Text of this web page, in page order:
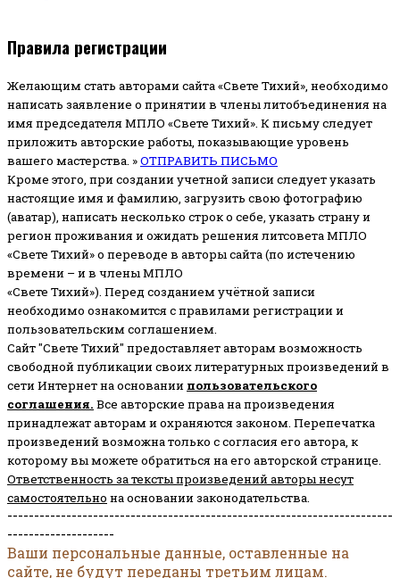
Правила регистрации
Желающим стать авторами сайта «Свете Тихий», необходимо
написать заявление о принятии в члены литобъединения на
имя председателя МПЛО «Свете Тихий». К письму следует
приложить авторские работы, показывающие уровень
вашего мастерства. »ОТПРАВИТЬ ПИСЬМО
Кроме этого, при создании учетной записи следует указать
настоящие имя и фамилию, загрузить свою фотографию
(аватар), написать несколько строк о себе, указать страну и
регион проживания и ожидать решения литсовета МПЛО
«Свете Тихий» о переводе в авторы сайта (по истечению
времени – и в члены МПЛО
«Свете Тихий»). Перед созданием учётной записи
необходимо ознакомится с правилами регистрации и
пользовательским соглашением.
Сайт "Свете Тихий" предоставляет авторам возможность
свободной публикации своих литературных произведений в
сети Интернет на основании пользовательского
соглашения. Все авторские права на произведения
принадлежат авторам и охраняются законом. Перепечатка
произведений возможна только с согласия его автора, к
которому вы можете обратиться на его авторской странице.
Ответственность за тексты произведений авторы несут
самостоятельно на основании законодательства.
------------------------------------------------------------------------
--------------------
Ваши персональные данные, оставленные на
сайте, не будут переданы третьим лицам.